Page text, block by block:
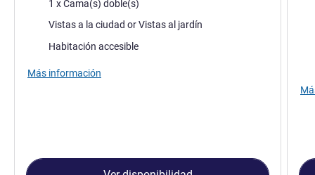
1 x Cama(s) doble(s)
Views :
Vistas a la ciudad or Vistas al jardín
Habitación accesible
Más información